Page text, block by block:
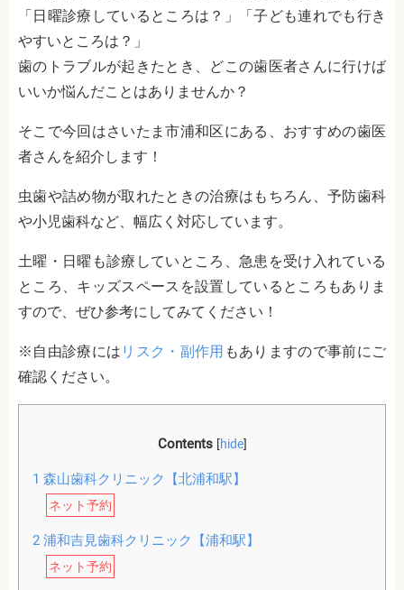
「日曜診療しているところは？」「子ども連れでも行き
やすいところは？」
歯のトラブルが起きたとき、どこの歯医者さんに行けば
いいか悩んだことはありませんか？
そこで今回はさいたま市浦和区にある、おすすめの歯医
者さんを紹介します！
虫歯や詰め物が取れたときの治療はもちろん、予防歯科
や小児歯科など、幅広く対応しています。
土曜・日曜も診療していところ、急患を受け入れている
ところ、キッズスペースを設置しているところもありま
すので、ぜひ参考にしてみてください！
※自由診療には リスク・副作用 もありますので事前にご
確認ください。
Contents [hide]
1 森山歯科クリニック【北浦和駅】
ネット予約
2浦和吉見歯科クリニック【浦和駅】
ネット予約